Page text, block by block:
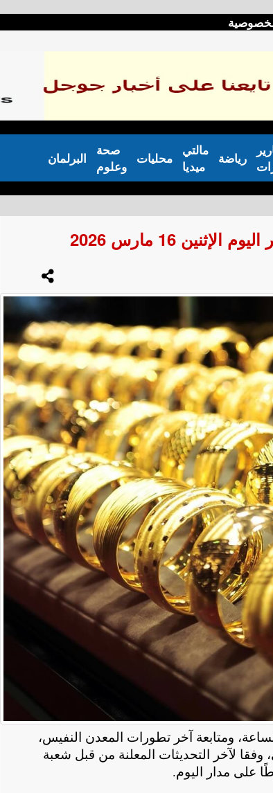
البرلمان
صحة
وعلوم
محليات
مالتي
ميديا
رياضة
ومتابعة آخر تطورات المعدن النفيس،
16 مارس 2026، على النحو التالي، وفقا لآخر التحديثات المعلنة من قبل شعبة
.